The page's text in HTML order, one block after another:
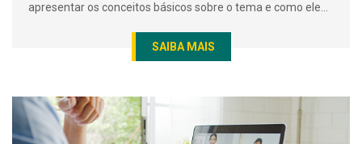
apresentar os conceitos básicos sobre o tema e como ele...
SAIBA MAIS